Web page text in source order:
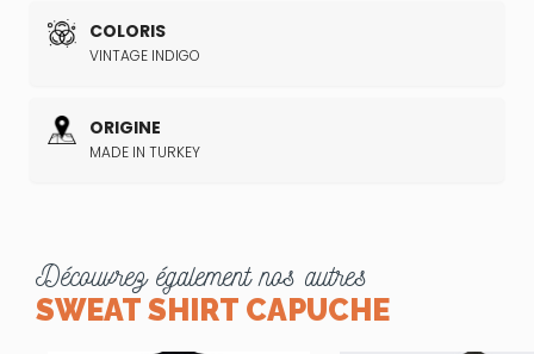
COLORIS
VINTAGE INDIGO
ORIGINE
MADE IN TURKEY
Découvrez également nos autres
SWEAT SHIRT CAPUCHE